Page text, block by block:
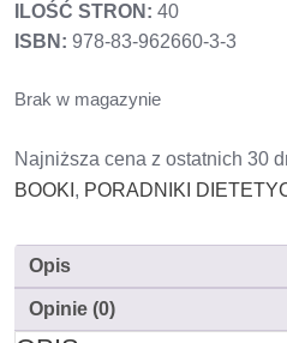
ILOŚĆ STRON: 40
ISBN: 978-83-962660-3-3
Brak w magazynie
Najniższa cena z ostatnich 30
BOOKI , PORADNIKI
Opis
Opinie (0)